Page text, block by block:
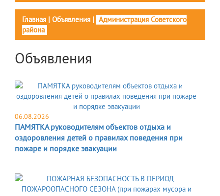
Главная | Объявления | Администрация Советского
района
Объявления
06.08.2026
ПАМЯТКА руководителям объектов отдыха и
оздоровления детей о правилах поведения при
пожаре и порядке эвакуации